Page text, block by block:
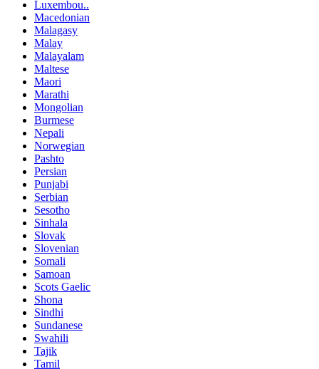
Luxembou..
Macedonian
Malagasy
Malay
Malayalam
Maltese
Maori
Marathi
Mongolian
Burmese
Nepali
Norwegian
Pashto
Persian
Punjabi
Serbian
Sesotho
Sinhala
Slovak
Slovenian
Somali
Samoan
Scots Gaelic
Shona
Sindhi
Sundanese
Swahili
Tajik
Tamil